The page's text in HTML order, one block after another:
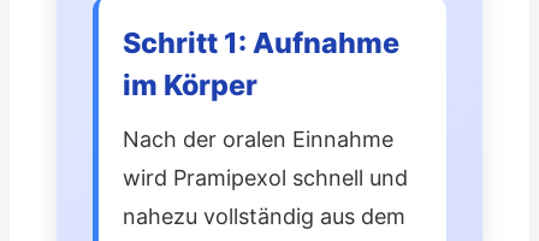
Schritt 1: Aufnahme
im Körper
Nach der oralen Einnahme
wird Pramipexol schnell und
nahezu vollständig aus dem